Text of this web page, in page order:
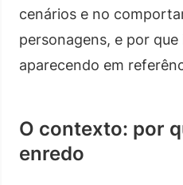
cenários e no
personagens, e por
aparecendo em
O contexto: por
enredo